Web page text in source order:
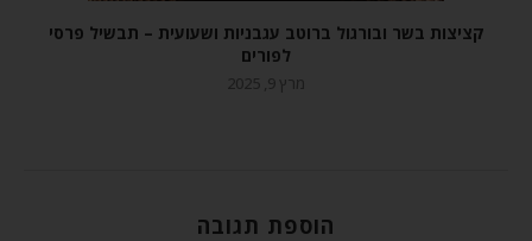
קציצות בשר ובורגול ברוטב עגבניות ושעועית – תבשיל פרסי
לפורים
מרץ 9, 2025
הוספת תגובה